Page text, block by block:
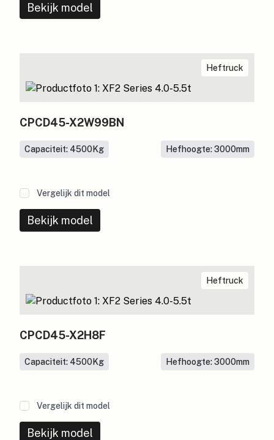
Bekijk model
Heftruck
CPCD45-X2W99BN
Capaciteit: 4500Kg Hefhoogte: 3000mm
Vergelijk dit model
Bekijk model
Heftruck
CPCD45-X2H8F
Capaciteit: 4500Kg Hefhoogte: 3000mm
Vergelijk dit model
Bekijk model